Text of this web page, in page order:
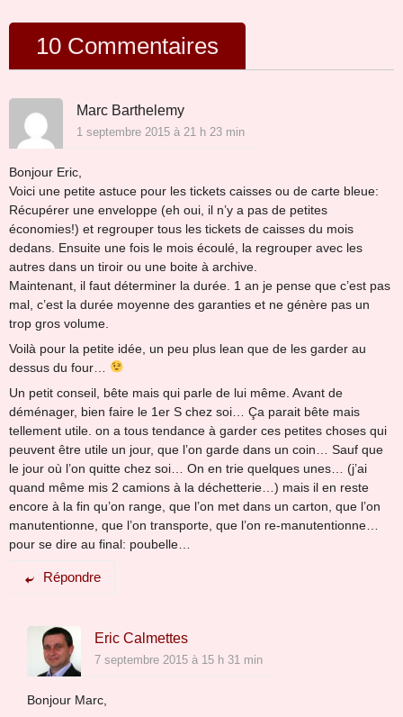
10 Commentaires
Marc Barthelemy
1 septembre 2015 à 21 h 23 min
Bonjour Eric,
Voici une petite astuce pour les tickets caisses ou de carte bleue:
Récupérer une enveloppe (eh oui, il n’y a pas de petites
économies!) et regrouper tous les tickets de caisses du mois
dedans. Ensuite une fois le mois écoulé, la regrouper avec les
autres dans un tiroir ou une boite à archive.
Maintenant, il faut déterminer la durée. 1 an je pense que c’est pas
mal, c’est la durée moyenne des garanties et ne génère pas un
trop gros volume.
Voilà pour la petite idée, un peu plus lean que de les garder au
dessus du four…
Un petit conseil, bête mais qui parle de lui même. Avant de
déménager, bien faire le 1er S chez soi… Ça parait bête mais
tellement utile. on a tous tendance à garder ces petites choses qui
peuvent être utile un jour, que l’on garde dans un coin… Sauf que
le jour où l’on quitte chez soi… On en trie quelques unes… (j’ai
quand même mis 2 camions à la déchetterie…) mais il en reste
encore à la fin qu’on range, que l’on met dans un carton, que l’on
manutentionne, que l’on transporte, que l’on re-manutentionne…
pour se dire au final: poubelle…
Répondre
Eric Calmettes
7 septembre 2015 à 15 h 31 min
Bonjour Marc,